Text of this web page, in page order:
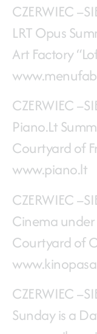
CZERWIEC
LRT Opus
Art Factory
CZERWIEC
Piano.Lt
Courtyard of
www.piano.lt
CZERWIEC
Cinema
Courtyard of
CZERWIEC
Sunday is a